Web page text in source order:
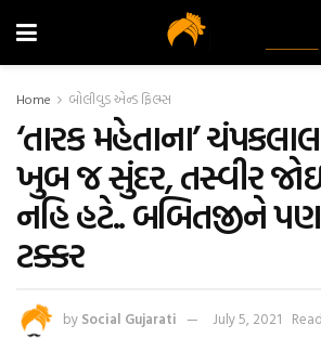
Home બોલીવુડ એન્ડ ફિલ્મ્સ
‘તારક મહેતાના’
ખુબ જ સુંદર, તસ્વીર
નહિ હટે.. બબિતજીને
ટક્કર
by Social Gujarati July 5, 2021